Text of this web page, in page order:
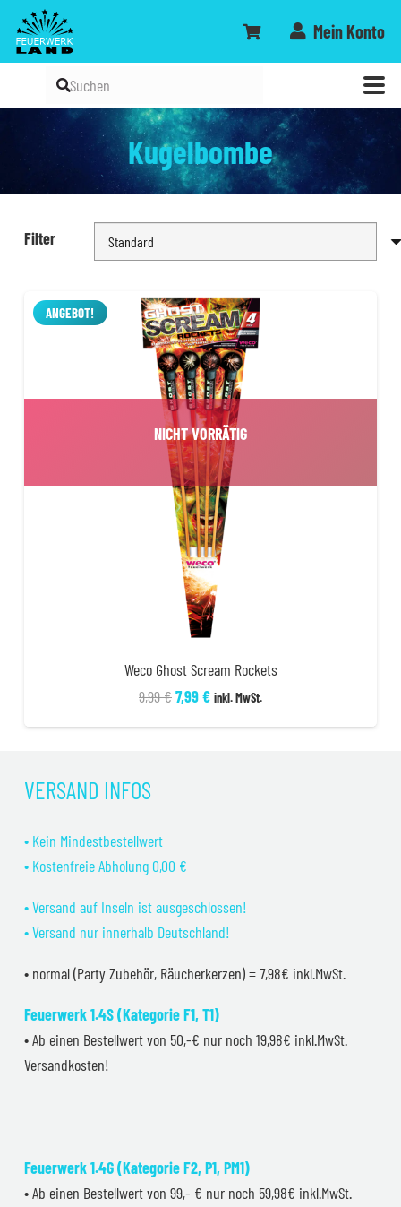
Mein Konto
Kugelbombe
Filter
ANGEBOT!
NICHT VORRÄTIG
Weco Ghost Scream Rockets
9,99€Ursprünglicher
7,99€Aktueller
inkl. MwSt.
VERSAND INFOS
• Kein Mindestbestellwert
• Kostenfreie Abholung 0,00 €
• Versand auf Inseln ist ausgeschlossen!
• Versand nur innerhalb Deutschland!
• normal (Party Zubehör, Räucherkerzen) = 7,98€ inkl.MwSt.
Feuerwerk 1.4S (Kategorie F1, T1)
• Ab einen Bestellwert von 50,-€ nur noch 19,98€ inkl.MwSt.
Versandkosten!
Feuerwerk 1.4G (Kategorie F2, P1, PM1)
• Ab einen Bestellwert von 99,- € nur noch 59,98€ inkl.MwSt.